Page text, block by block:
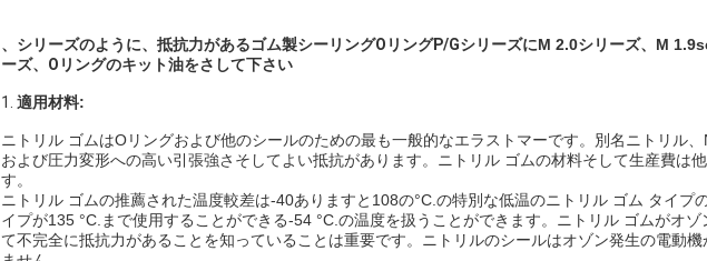
、シリーズのように、抵抗力があるゴム製シーリングOリングP/GシリーズにM 2.0シリーズ、M
ーズ、 Oリングのキット油をさして下さい
1. 適用材料:
ニトリル ゴムはOリングおよび他のシールのための最も一般的なエラストマーです。別名ニトリル
および圧力変形への高い引張強さそしてよい抵抗があります。ニトリル ゴムの材料そして生産費は
す。
ニトリル ゴムの推薦された温度較差は-40ありますと108の°C.の特別な低温のニトリル ゴム タイプ
イプが135 °C.まで使用することができる-54 °C.の温度を扱うことができます。ニトリル ゴムがオ
て不完全に抵抗力があることを知っていることは重要です。ニトリルのシールはオゾン発生の電動